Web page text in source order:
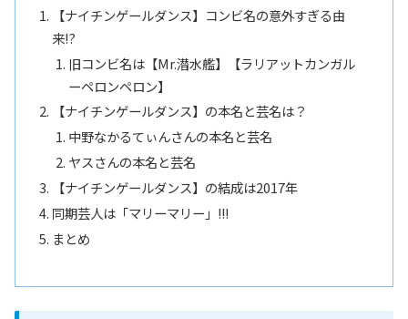
【ナイチンゲールダンス】コンビ名の意外すぎる由
来!?
旧コンビ名は【Mr.潜水艦】【ラリアットカンガル
ーペロンペロン】
【ナイチンゲールダンス】の本名と芸名は？
中野なかるてぃんさんの本名と芸名
ヤスさんの本名と芸名
【ナイチンゲールダンス】の結成は2017年
同期芸人は「マリーマリー」!!!
まとめ